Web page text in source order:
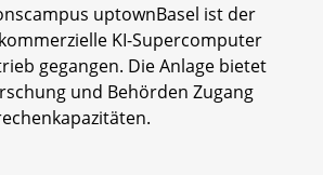
uptownBasel ist der
KI-Supercomputer
gegangen. Die Anlage bietet
und Behörden Zugang